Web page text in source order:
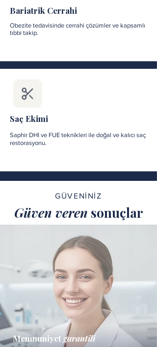
Bariatrik Cerrahi
Obezite tedavisinde cerrahi çözümler ve kapsamlı
tıbbi takip.
Saç Ekimi
Saphir DHI ve FUE teknikleri ile doğal ve kalıcı saç
restorasyonu.
GÜVENİNİZ
Güven veren sonuçlar
Memnuniyet garantili